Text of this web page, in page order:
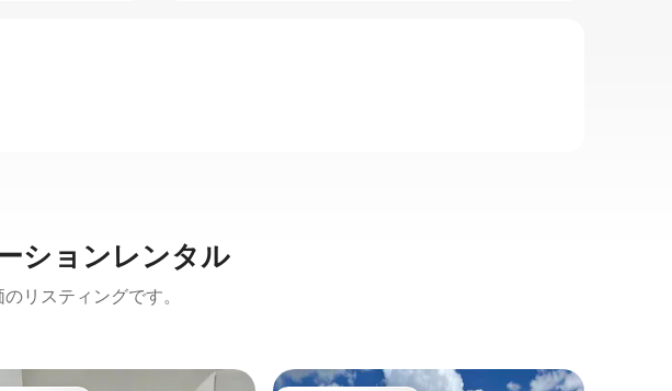
ションレンタル
リスティングです。